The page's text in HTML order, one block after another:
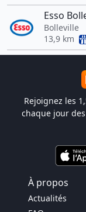
Esso
Bolleville
13,9 km
Rejoignez les
chaque jour
À propos
Actualités